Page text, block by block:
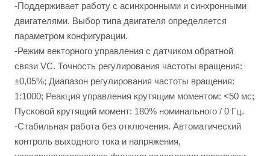
-Поддерживает работу с асинхронными и синхронными
двигателями. Выбор типа двигателя определяется
параметром конфигурации.
-Режим векторного управления с датчиком обратной
связи VC. Точность регулирования частоты вращения:
±0,05%; Диапазон регулирования частоты вращения:
1:1000; Реакция управления крутящим моментом: <50 мс;
Пусковой крутящий момент: 180% номинального / 0 Гц.
-Стабильная работа без отключения. Автоматический
контроль выходного тока и напряжения,